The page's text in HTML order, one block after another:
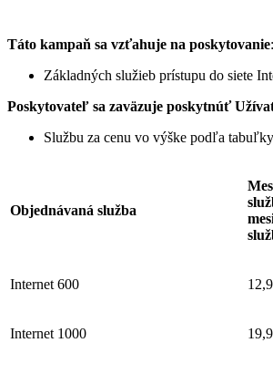
Táto kampaň sa vzťahuje na poskytovanie:
Základných služieb prístupu do siete
Poskytovateľ sa zaväzuje poskytnúť
Službu za cenu vo výške podľa
Objednávaná služba
Internet 600
Internet 1000